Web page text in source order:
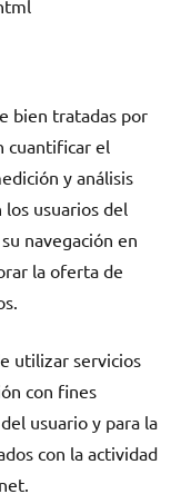
bien tratadas por
cuantificar el
y análisis
usuarios del
navegación en
la oferta de
utilizar servicios
con fines
usuario y para la
con la actividad